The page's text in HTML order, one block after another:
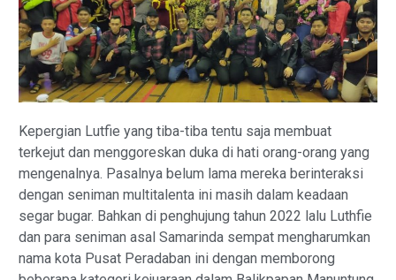
Kepergian Lutfie yang tiba-tiba tentu saja membuat
terkejut dan menggoreskan duka di hati orang-orang yang
mengenalnya. Pasalnya belum lama mereka berinteraksi
dengan seniman multitalenta ini masih dalam keadaan
segar bugar. Bahkan di penghujung tahun 2022 lalu Luthfie
dan para seniman asal Samarinda sempat mengharumkan
nama kota Pusat Peradaban ini dengan memborong